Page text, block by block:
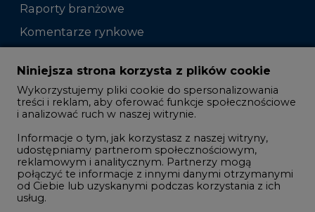
Raporty branżowe
Komentarze rynkowe
Zmiany kadrowe na rynku
Studio CIRE
Rozmowy o energetyce
Gospodarka
Geopolityka
LTE450
Niniejsza strona korzysta z plików cookie
Wykorzystujemy pliki cookie do spersonalizowania
treści i reklam, aby oferować funkcje społecznościowe
i analizować ruch w naszej witrynie.
Informacje o tym, jak korzystasz z naszej witryny,
udostępniamy partnerom społecznościowym,
reklamowym i analitycznym. Partnerzy mogą
połączyć te informacje z innymi danymi otrzymanymi
od Ciebie lub uzyskanymi podczas korzystania z ich
usług.